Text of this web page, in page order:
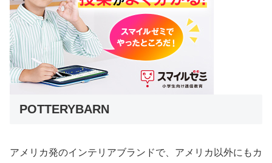
POTTERYBARN
アメリカ発のインテリアブランドで、アメリカ以外にもカ